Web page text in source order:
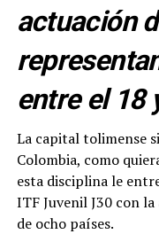
actuación
entre el 18
La capital tolimense
Colombia, como
esta disciplina le
ITF Juvenil J30 con
de ocho países.